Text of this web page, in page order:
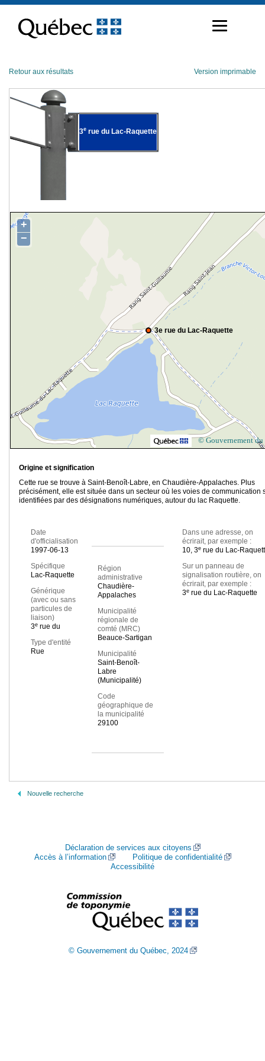
contenu
Retour aux résultats Version imprimable
3e rue du Lac-Raquette
3e rue du Lac-Raquette
+
−
© Gouvernement du
Origine et signification
Cette rue se trouve à Saint-Benoît-Labre, en Chaudière-Appalaches. Plus
précisément, elle est située dans un secteur où les voies de communication
identifiées par des désignations numériques, autour du lac Raquette.
Date
d'officialisation
1997-06-13
Spécifique
Lac-Raquette
Générique
(avec ou sans
particules de
liaison)
3e rue du
Type d'entité
Rue
Région
administrative
Chaudière-
Appalaches
Municipalité
régionale de
comté (MRC)
Beauce-Sartigan
Municipalité
Saint-Benoît-
Labre
(Municipalité)
Code
géographique de
la municipalité
29100
Dans une adresse, on
écrirait, par exemple :
10, 3erue du Lac-
Sur un panneau de
signalisation routière, on
écrirait, par exemple :
3erue du Lac-Raquette
Nouvelle recherche
Déclaration de services aux citoyens
Accès à l’information
Politique de confidentialité
Accessibilité
© Gouvernement du Québec, 2024